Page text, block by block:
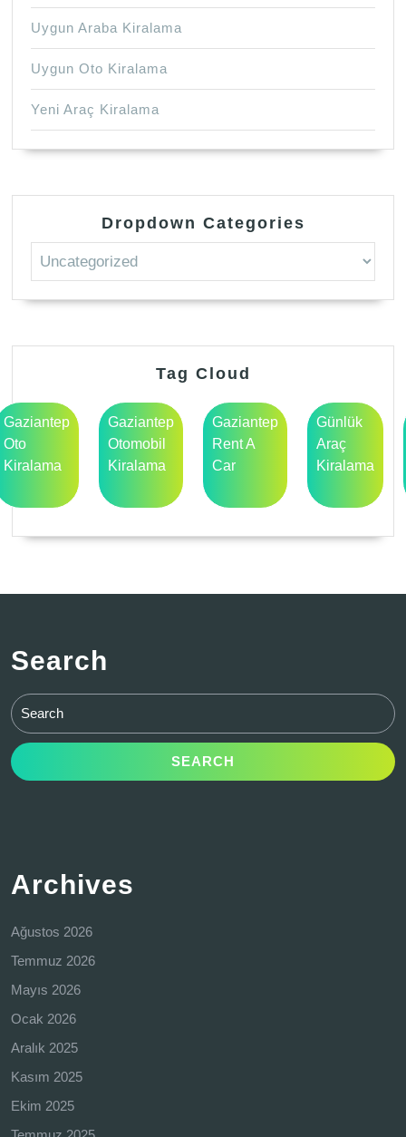
Uygun Araba Kiralama
Uygun Oto Kiralama
Yeni Araç Kiralama
Dropdown Categories
Tag Cloud
Gaziantep
Oto
Kiralama
Gaziantep
Otomobil
Kiralama
Gaziantep
Rent A
Car
Günlük
Araç
Kiralama
Search
Search
for:
Archives
Ağustos 2026
Temmuz 2026
Mayıs 2026
Ocak 2026
Aralık 2025
Kasım 2025
Ekim 2025